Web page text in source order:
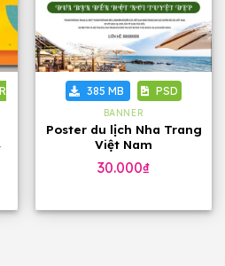
385 MB PSD
BANNER
Poster du lịch Nha Trang
Việt Nam
30.000₫